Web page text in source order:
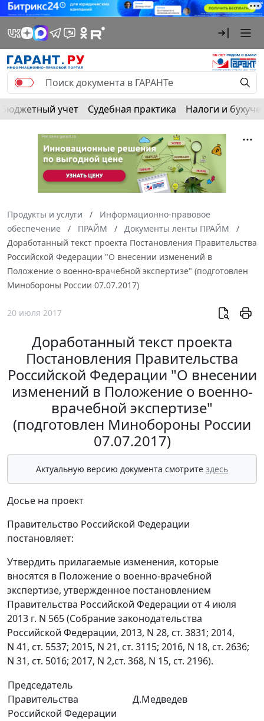
Бюджетный учет Судебная практика Налоги и
Продукты и услуги
Информационно-правовое
обеспечение
ПРАЙМ
Документы ленты ПРАЙМ
Доработанный текст проекта Постановления Правительства
Российской Федерации "О внесении изменений в
Положение о военно-врачебной экспертизе" (подготовлен
Минобороны России 07.07.2017)
20 июля 2017
Доработанный текст проекта
Постановления Правительства
Российской Федерации "О внесении
изменений в Положение о военно-
врачебной экспертизе"
(подготовлен Минобороны России
07.07.2017)
Актуальную версию документа смотрите здесь
Досье на проект
Правительство Российской Федерации
постановляет:
Утвердить прилагаемые изменения, которые
вносятся в Положение о военно-врачебной
экспертизе, утвержденное постановлением
Правительства Российской Федерации от 4 июля
2013 г. N 565 (Собрание законодательства
Российской Федерации, 2013, N 28, ст. 3831; 2014,
N 41, ст. 5537; 2015, N 21, ст. 3115; 2016, N 18, ст. 2636;
N 31, ст. 5016; 2017, N 2,ст. 368, N 15, ст. 2196).
Председатель
Правительства
Российской Федерации
Д.Медведев